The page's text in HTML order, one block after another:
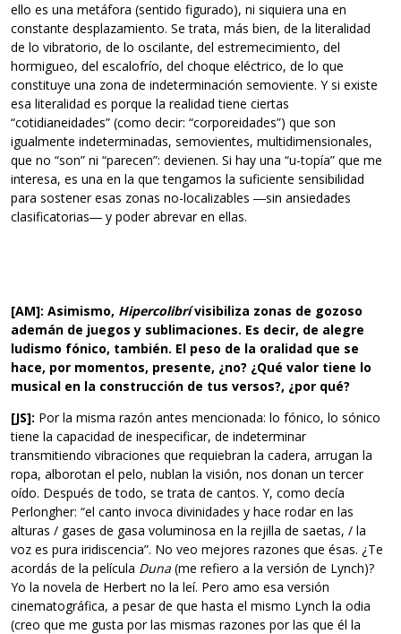
ello es una metáfora (sentido figurado), ni siquiera una en
constante desplazamiento. Se trata, más bien, de la literalidad
de lo vibratorio, de lo oscilante, del estremecimiento, del
hormigueo, del escalofrío, del choque eléctrico, de lo que
constituye una zona de indeterminación semoviente. Y si existe
esa literalidad es porque la realidad tiene ciertas
“cotidianeidades” (como decir: “corporeidades”) que son
igualmente indeterminadas, semovientes, multidimensionales,
que no “son” ni “parecen”: devienen. Si hay una “u-topía” que me
interesa, es una en la que tengamos la suficiente sensibilidad
para sostener esas zonas no-localizables ―sin ansiedades
clasificatorias― y poder abrevar en ellas.
[AM]: Asimismo, Hipercolibrívisibiliza zonas de gozoso
ademán de juegos y sublimaciones. Es decir, de alegre
ludismo fónico, también. El peso de la oralidad que se
hace, por momentos, presente, ¿no? ¿Qué valor tiene lo
musical en la construcción de tus versos?, ¿por qué?
[JS]: Por la misma razón antes mencionada: lo fónico, lo sónico
tiene la capacidad de inespecificar, de indeterminar
transmitiendo vibraciones que requiebran la cadera, arrugan la
ropa, alborotan el pelo, nublan la visión, nos donan un tercer
oído. Después de todo, se trata de cantos. Y, como decía
Perlongher: “el canto invoca divinidades y hace rodar en las
alturas / gases de gasa voluminosa en la rejilla de saetas, / la
voz es pura iridiscencia”. No veo mejores razones que ésas. ¿Te
acordás de la película Duna (me refiero a la versión de Lynch)?
Yo la novela de Herbert no la leí. Pero amo esa versión
cinematográfica, a pesar de que hasta el mismo Lynch la odia
(creo que me gusta por las mismas razones por las que él la